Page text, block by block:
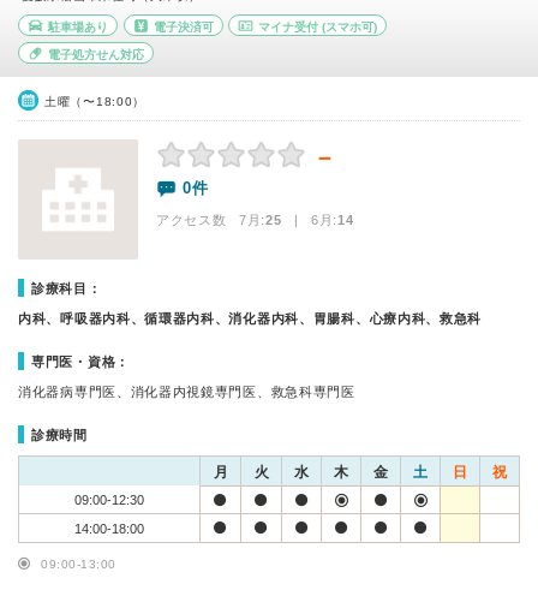
駐車場あり 電子決済可 マイナ受付 (スマホ可)
電子処方せん対応
土曜（〜18:00）
－
0件
アクセス数 7月:25 | 6月:14
診療科目：
内科、呼吸器内科、循環器内科、消化器内科、胃腸科、心療内科、救急科
専門医・資格：
消化器病専門医、消化器内視鏡専門医、救急科専門医
診療時間
月 火 水 木 金 土 日 祝
09:00-12:30
14:00-18:00
09:00-13:00